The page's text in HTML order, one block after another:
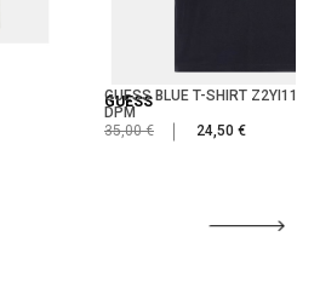
GUESS
GUESS BLUE T-SHIRT
DPM
35,00 €
24,50 €